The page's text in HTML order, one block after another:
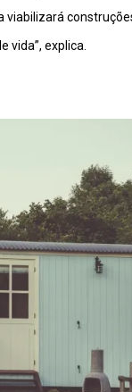
viabilizará
vida”, explica.